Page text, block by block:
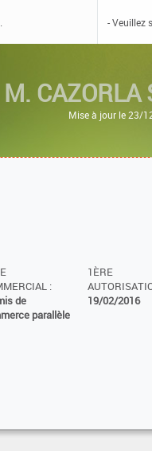
M. CAZORLA
Mise à jour le 23/
:
de
parallèle
1ÈRE
19/02/2016